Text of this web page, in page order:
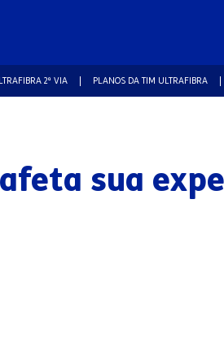
2ª VIA PLANOS DA TIM ULTRAFIBRA
sua